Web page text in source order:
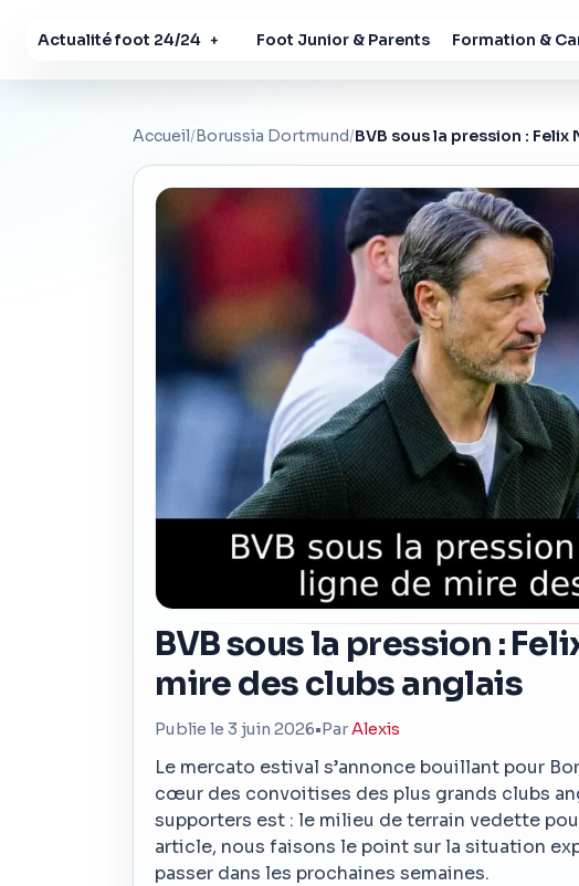
Actualité foot 24/24 + Foot Junior & Parents Formation &
Accueil/Borussia Dortmund/BVB sous la pression :
BVB sous la pression :
mire des clubs anglais
Publie le 3 juin 2026•ParAlexis
Le mercato estival s’annonce bouillant pour
cœur des convoitises des plus grands clubs
supporters est : le milieu de terrain vedette
article, nous faisons le point sur la situation
passer dans les prochaines semaines.